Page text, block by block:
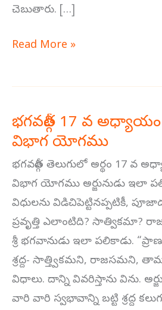
చెబుతారు. […]
Read More »
భగవద్గీత 17 వ అధ్యాయం
విభాగ యోగము
భగవద్గీత తెలుగులో అర్థం 17 వ
విభాగ యోగము అర్జునుడు ఇలా
విధులను విడిచిపెట్టినప్పటికీ,
ప్రవృత్తి ఎలాంటిది?
శ్రీ భగవానుడు ఇలా పలికాడు.
శ్రద్ద- సాత్త్వికమని, రాజసమని,
విధాలు. దాన్ని వివరిస్తాను విను.
వారి వారి స్వభావాన్ని బట్టి శ్రద్ద
భగవద్గీత
17
వ
అధ్యాయం
–
శ్రద్దాత్రయ
విభాగ
యోగము